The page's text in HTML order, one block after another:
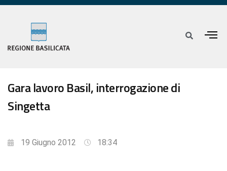
Gara lavoro Basil, interrogazione di
Singetta
19 Giugno 2012 18:34